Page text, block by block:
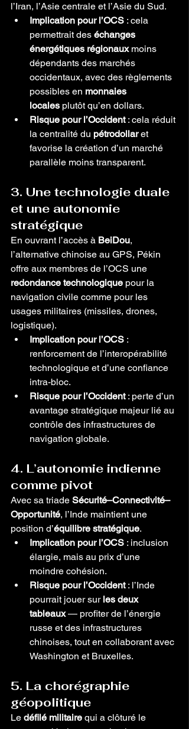
l’Iran, l’Asie centrale et l’Asie du Sud.
Implication pour l’OCS : cela
permettrait des échanges
énergétiques régionaux moins
dépendants des marchés
occidentaux, avec des règlements
possibles en monnaies
locales plutôt qu’en dollars.
Risque pour l’Occident : cela réduit
la centralité du pétrodollar et
favorise la création d’un marché
parallèle moins transparent.
3. Une technologie duale
et une autonomie
stratégique
En ouvrant l’accès à BeiDou,
l’alternative chinoise au GPS, Pékin
offre aux membres de l’OCS une
redondance technologique pour la
navigation civile comme pour les
usages militaires (missiles, drones,
logistique).
Implication pour l’OCS :
renforcement de l’interopérabilité
technologique et d’une confiance
intra-bloc.
Risque pour l’Occident : perte d’un
avantage stratégique majeur lié au
contrôle des infrastructures de
navigation globale.
4. L’autonomie indienne
comme pivot
Avec sa triade Sécurité–Connectivité–
Opportunité, l’Inde maintient une
position d’équilibre stratégique.
Implication pour l’OCS : inclusion
élargie, mais au prix d’une
moindre cohésion.
Risque pour l’Occident : l’Inde
pourrait jouer sur les deux
tableaux — profiter de l’énergie
russe et des infrastructures
chinoises, tout en collaborant avec
Washington et Bruxelles.
5. La chorégraphie
géopolitique
Le défilé militaire qui a clôturé le